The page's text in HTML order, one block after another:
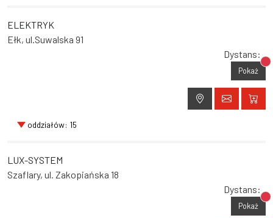
ELEKTRYK
Ełk, ul.Suwalska 91
Dystans:
Pokaż
oddziałów: 15
LUX-SYSTEM
Szaflary, ul. Zakopiańska 18
Dystans:
Pokaż